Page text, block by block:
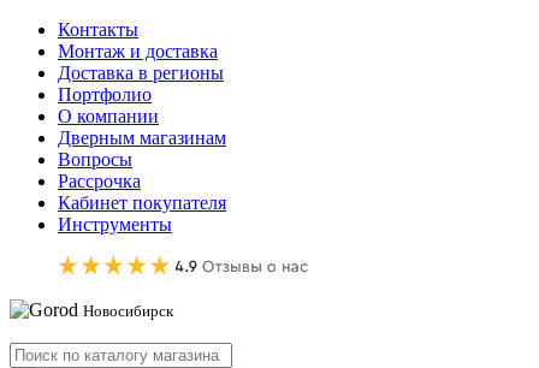
Контакты
Монтаж и доставка
Доставка в регионы
Портфолио
О компании
Дверным магазинам
Вопросы
Рассрочка
Кабинет покупателя
Инструменты
Новосибирск